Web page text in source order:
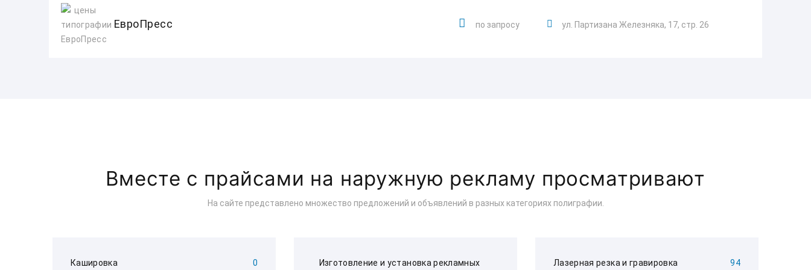
ЕвроПресс по запросу ул. Партизана Железняка, 17, стр. 26
Вместе с прайсами на наружную рекламу просматривают
На сайте представлено множество предложений и объявлений в разных категориях полиграфии.
Кашировка 0 Изготовление и установка рекламных Лазерная резка и гравировка 94